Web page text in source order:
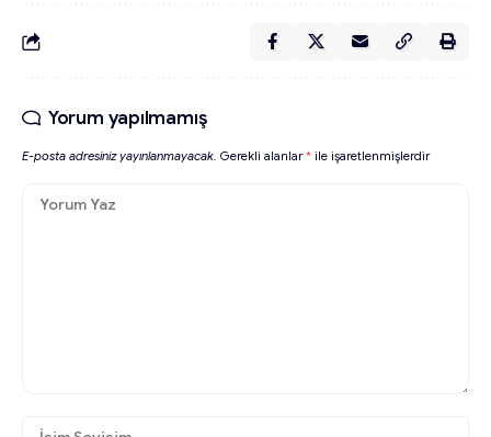
Yorum yapılmamış
E-posta adresiniz yayınlanmayacak. Gerekli alanlar* ile işaretlenmişlerdir